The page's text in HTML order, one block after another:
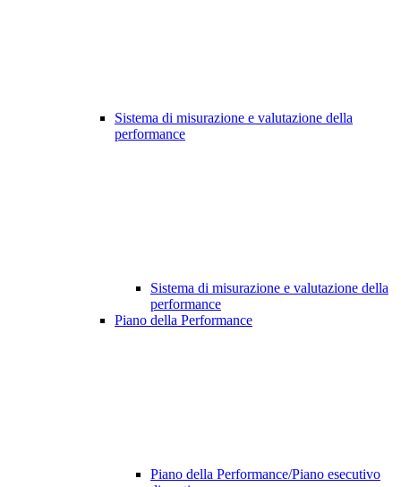
Sistema di misurazione e valutazione della
performance
Sistema di misurazione e valutazione della
performance
Piano della Performance
Piano della Performance/Piano esecutivo